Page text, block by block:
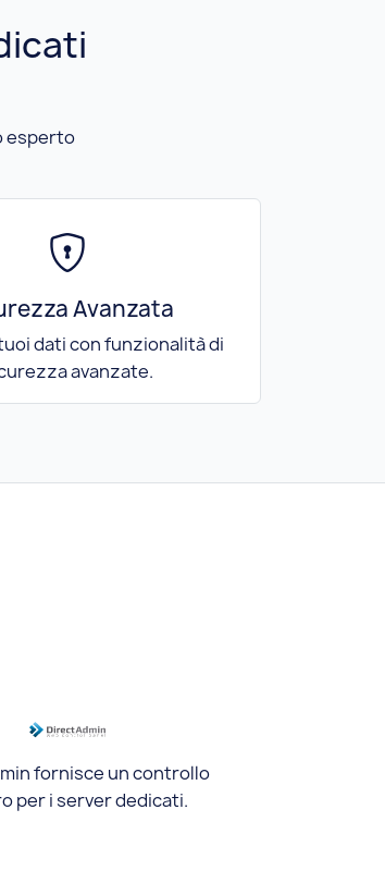
esperto
Avanzata
dati con funzionalità di
avanzate.
fornisce un controllo
per i server dedicati.